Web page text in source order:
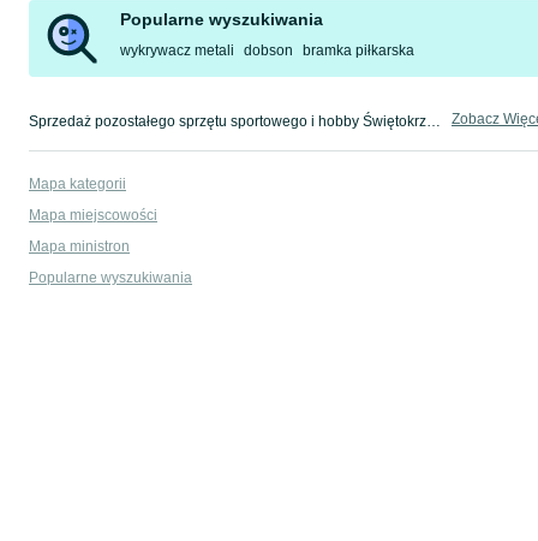
Popularne wyszukiwania
wykrywacz metali dobson bramka piłkarska
Sprzedaż pozostałego sprzętu sportowego i hobby Świętokrzyskie ▶️ Nowe i używane ✅ Szeroki wybór w najlepszych cenach ✌ Znajdź ogłoszenia na OLX.pl! Zobacz
Mapa kategorii
Mapa miejscowości
Mapa ministron
Popularne wyszukiwania